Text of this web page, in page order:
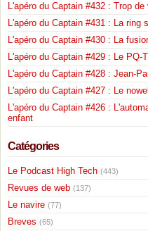
L'apéro du Captain #432 : Trop
L'apéro du Captain #431 : La ring
L'apéro du Captain #430 : La
L'apéro du Captain #429 : Le
L'apéro du Captain #428 : Jean-
L'apéro du Captain #427 : Le
L'apéro du Captain #426 :
enfant
Catégories
Le Podcast High Tech (443)
Revues de web (137)
Le navire (77)
Breves (65)